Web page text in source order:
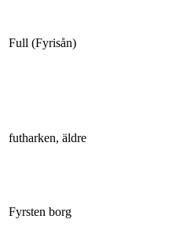
Full (Fyrisån)
futharken, äldre
Fyrsten borg